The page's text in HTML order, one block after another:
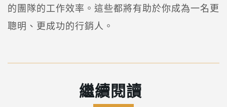
的團隊的工作效率。這些都將有助於你成為一名更
聰明、更成功的行銷人。